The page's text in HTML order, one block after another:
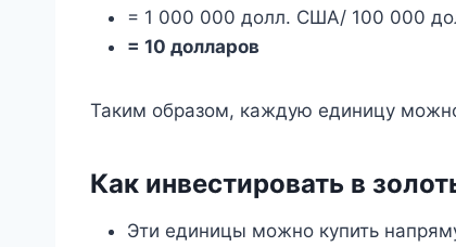
= 1 000 000 долл. США/ 100 000
= 10 долларов
Таким образом, каждую единицу
Как инвестировать в
Эти единицы можно купить